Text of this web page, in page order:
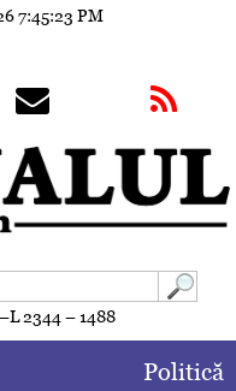
7:45:26 PM
2344 – 1488
Politică